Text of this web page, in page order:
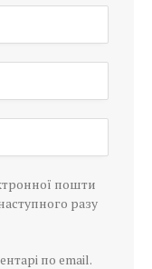
пошти
разу
по email.